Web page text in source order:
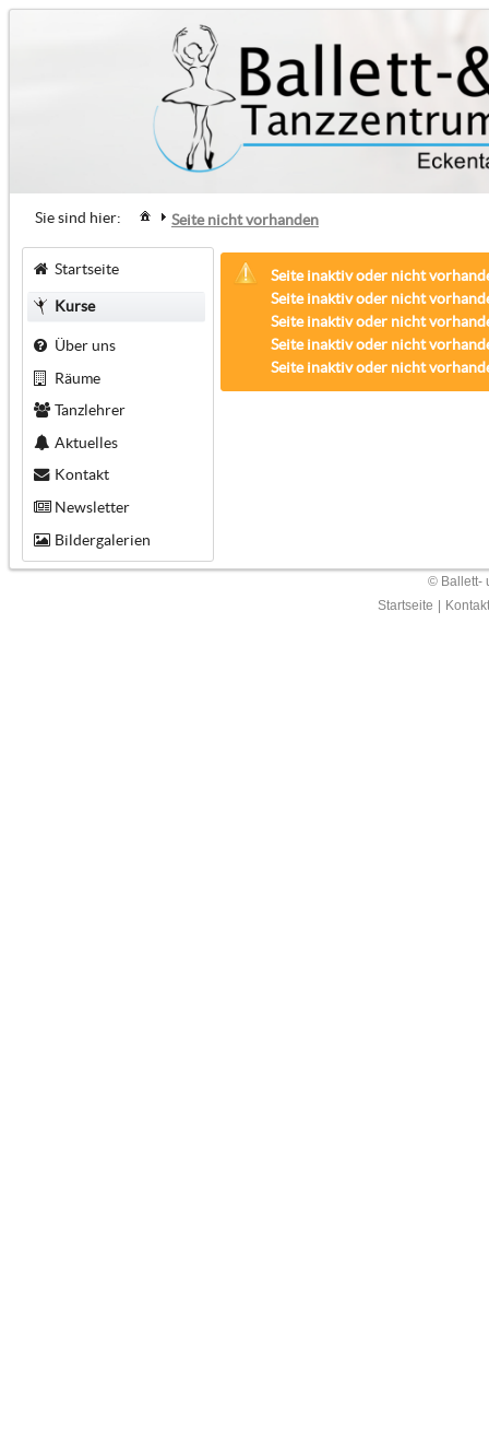
Sie sind hier: Seite nicht vorhanden
Startseite
Kurse
Über uns
Räume
Tanzlehrer
Aktuelles
Kontakt
Newsletter
Bildergalerien
Seite inaktiv oder nicht
Seite inaktiv oder nicht
Seite inaktiv oder nicht
Seite inaktiv oder nicht
Seite inaktiv oder nicht
© Ballett-
Startseite
Kontakt